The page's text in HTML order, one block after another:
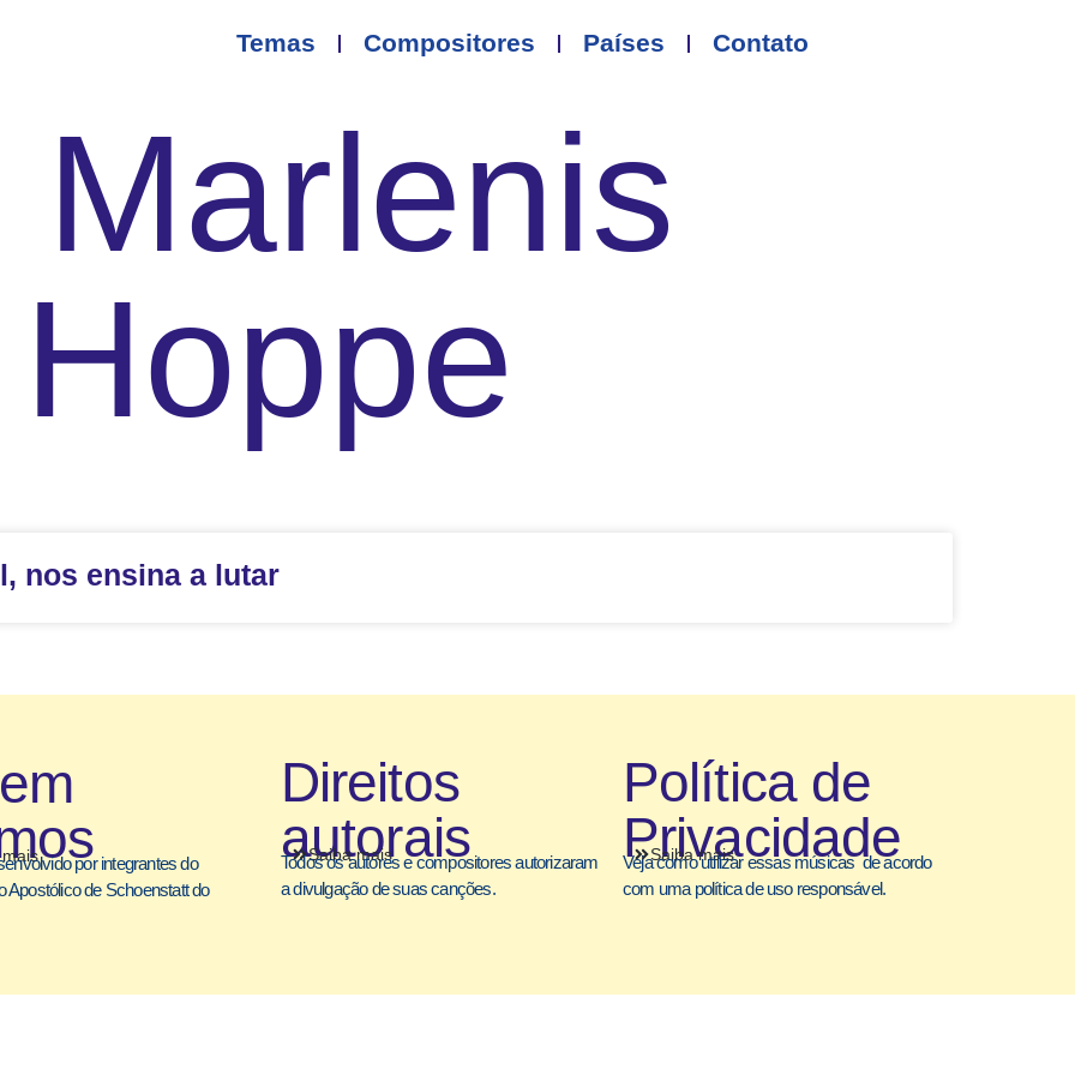
Temas Compositores Países Contato
Marlenis
Hoppe
nos ensina a lutar
por integrantes do
Apostólico de Schoenstatt do
Direitos
autorais
Saiba mais
Todos os autores e compositores autorizaram
a divulgação de suas canções.
Política de
Privacidade
Saiba mais
Veja como utilizar essas músicas de acordo
com uma política de uso responsável.